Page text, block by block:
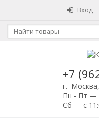
Вход
+7
г.
Пн - Пт —
Сб — с